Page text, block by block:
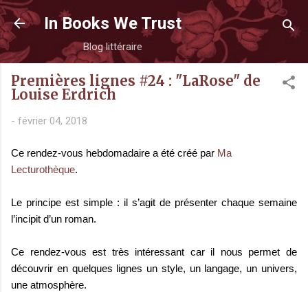
Accéder au contenu principal
In Books We Trust
Blog littéraire
Premières lignes #24 : "LaRose" de
Louise Erdrich
- février 04, 2018
Ce rendez-vous hebdomadaire a été créé par Ma
Lecturothèque.
Le principe est simple : il s’agit de présenter chaque semaine
l’incipit d’un roman.
Ce rendez-vous est très intéressant car il nous permet de
découvrir en quelques lignes un style, un langage, un univers,
une atmosphère.